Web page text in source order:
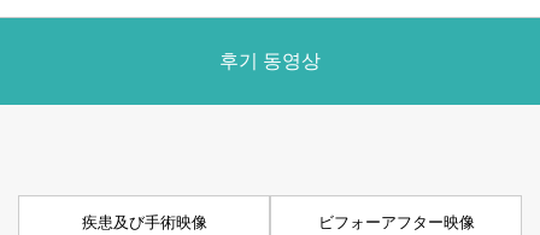
び
フ
후기 동영상
疾患及び手術映像 ビフォーアフター映像